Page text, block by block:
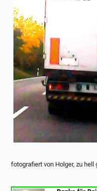
fotografiert von Holger, zu